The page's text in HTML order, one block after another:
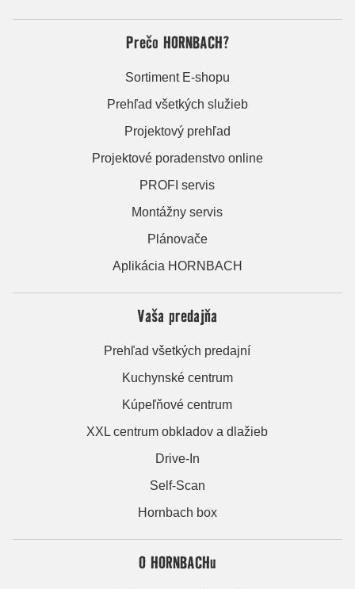
Prečo HORNBACH?
Sortiment E-shopu
Prehľad všetkých služieb
Projektový prehľad
Projektové poradenstvo online
PROFI servis
Montážny servis
Plánovače
Aplikácia HORNBACH
Vaša predajňa
Prehľad všetkých predajní
Kuchynské centrum
Kúpeľňové centrum
XXL centrum obkladov a dlažieb
Drive-In
Self-Scan
Hornbach box
O HORNBACHu